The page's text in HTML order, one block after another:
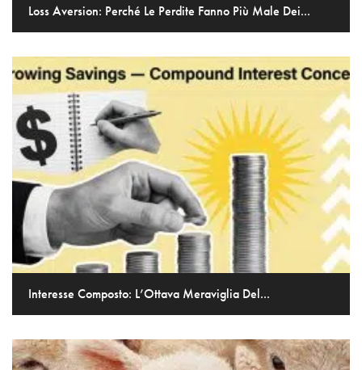
Loss Aversion: Perché Le Perdite Fanno Più Male Dei...
Interesse Composto: L’Ottava Meraviglia Del...